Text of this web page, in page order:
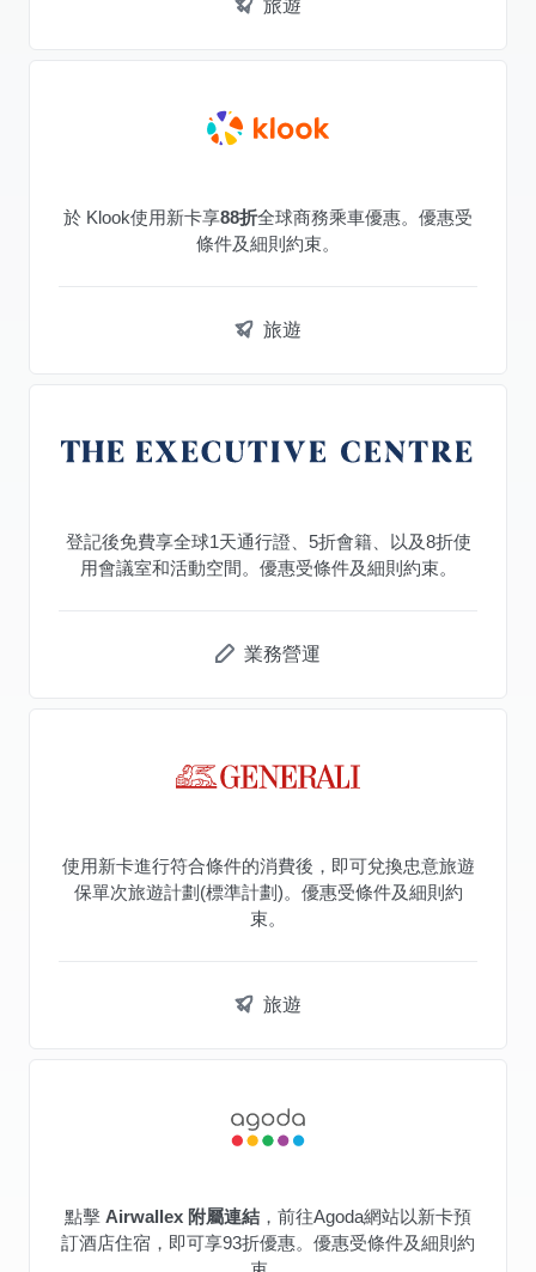
旅遊
於 Klook使用新卡享88折全球商務乘車優惠。優惠受
條件及細則約束。
旅遊
登記後免費享全球1天通行證、5折會籍、以及8折使
用會議室和活動空間。優惠受條件及細則約束。
業務營運
使用新卡進行符合條件的消費後，即可兌換忠意旅遊
保單次旅遊計劃(標準計劃)。優惠受條件及細則約
束。
旅遊
點擊 Airwallex 附屬連結 ，前往Agoda網站以新卡預
訂酒店住宿，即可享93折優惠。優惠受條件及細則約